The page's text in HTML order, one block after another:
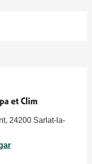
et Clim
24200 Sarlat-la-